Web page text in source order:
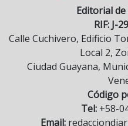
Editorial de
RIF: J-
Calle Cuchivero, Edificio
Local 2,
Ciudad Guayana,
Código
Tel:+58-
Email: